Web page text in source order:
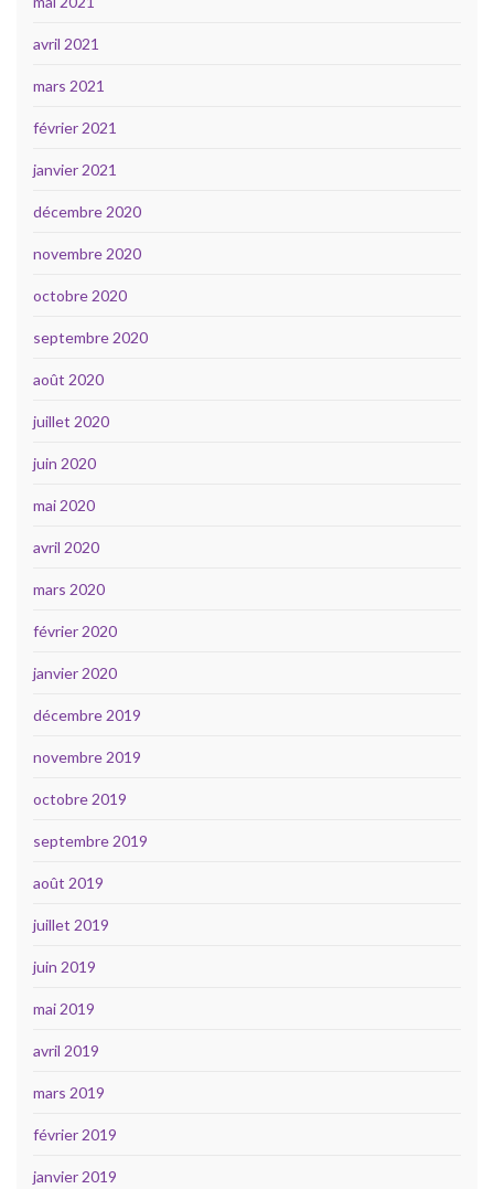
avril 2021
mars 2021
février 2021
janvier 2021
décembre 2020
novembre 2020
octobre 2020
septembre 2020
août 2020
juillet 2020
juin 2020
mai 2020
avril 2020
mars 2020
février 2020
janvier 2020
décembre 2019
novembre 2019
octobre 2019
septembre 2019
août 2019
juillet 2019
juin 2019
mai 2019
avril 2019
mars 2019
février 2019
janvier 2019